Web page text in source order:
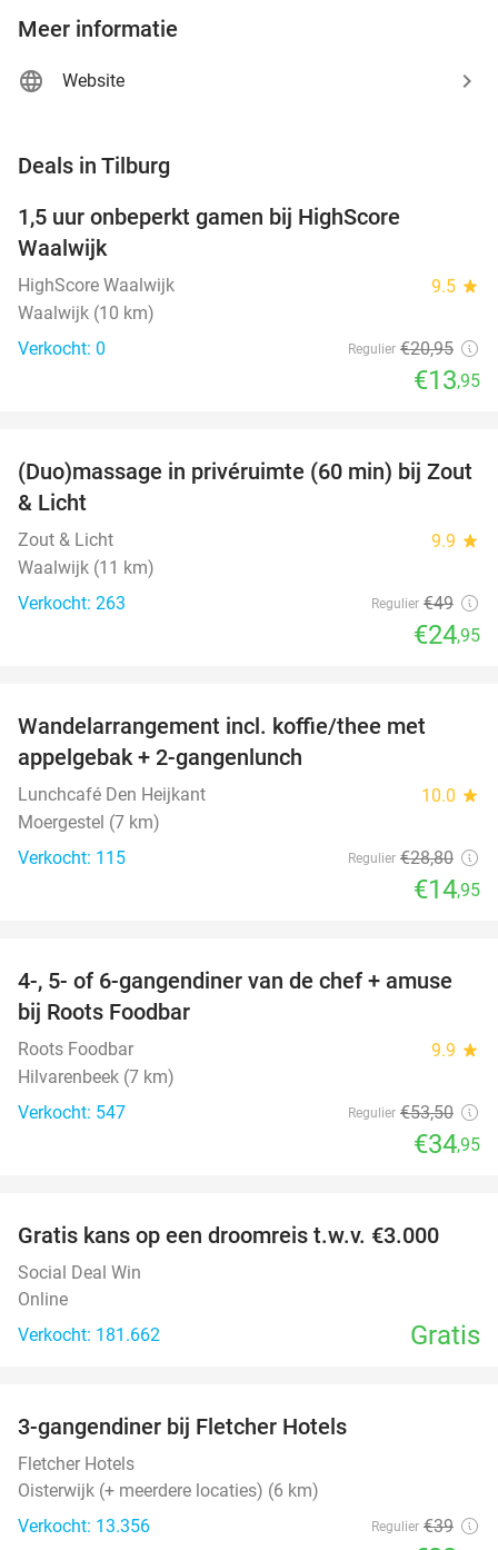
Meer informatie
Website
Deals in Tilburg
TODAY
1,5 uur onbeperkt gamen bij HighScore
Waalwijk
HighScore Waalwijk 9.5 star
Waalwijk (10 km)
Verkocht: 0
Regulier €20,95
€13,95
49%
(Duo)massage in privéruimte (60 min) bij Zout
& Licht
Zout & Licht 9.9 star
Waalwijk (11 km)
Verkocht: 263
Regulier €49
€24,95
Wandelarrangement incl. koffie/thee met
appelgebak + 2-gangenlunch
Lunchcafé Den Heijkant 10.0 star
Moergestel (7 km)
Verkocht: 115
Regulier €28,80
€14,95
35%
4-, 5- of 6-gangendiner van de chef + amuse
bij Roots Foodbar
Roots Foodbar 9.9 star
Hilvarenbeek (7 km)
Verkocht: 547
Regulier €53,50
€34,95
Gratis kans op een droomreis t.w.v. €3.000
Social Deal Win
Online
Verkocht: 181.662
Gratis
3-gangendiner bij Fletcher Hotels
Fletcher Hotels
Oisterwijk (+ meerdere locaties) (6 km)
Verkocht: 13.356
Regulier €39